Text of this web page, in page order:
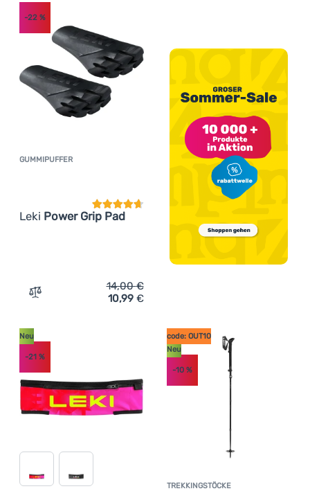
GUMMIPUFFER
Leki Power Grip Pad
-22 %
Zum Vergleich 'Gummipuffer Leki Power Grip Pad'
14,00€
10,99 €
Neu
-21 %
TREKKINGSTÖCKE
code: OUT10
Neu
-10%